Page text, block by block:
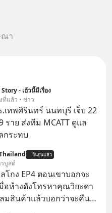
า
- เฮ้วนี้มีเรื่อง
ที่แล้ว • ข่าว
.เทพศิรินทร์ นนทบุรี เจ็บ 22
ราย ส่งทีม MCATT ดูแล
กระทบ
ยืนยันแล้ว
บูสต์
โกง EP4 ตอนเขาบอกจะ
อห้างดังโทรหาคุณวิยะดา
ลมสินค้าแล้วบอกว่าจะคืน